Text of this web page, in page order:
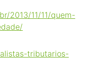
2013/11/11/quem-
tributarios-